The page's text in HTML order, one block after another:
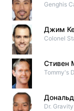
Genghis
Джим
Colonel
Стивен
Tommy's
Dr. Gravity